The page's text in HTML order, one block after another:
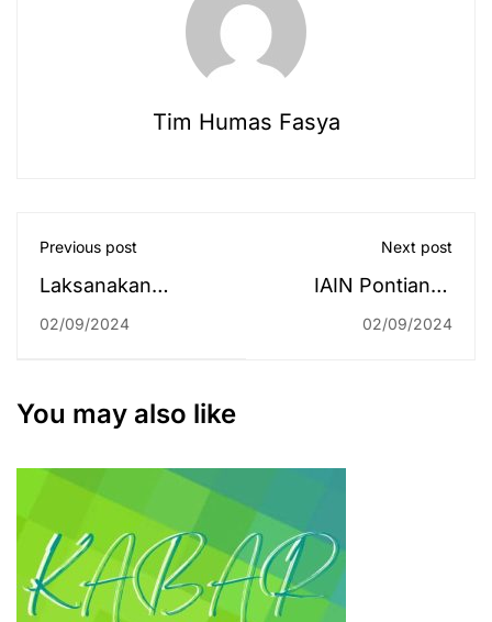
Tim Humas Fasya
Previous post
Laksanakan
Manajemen
Fakultas Dakwah
Komunikasi
02/09/2024
Next post
IAIN Pontianak
Lakukan Kunjungan
02/09/2024
You may also like